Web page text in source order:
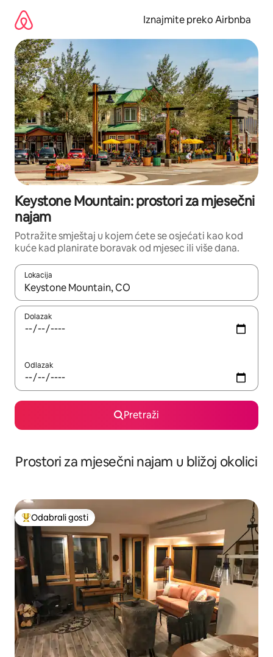
sadržaj
Iznajmite preko Airbnba
Keystone Mountain: prostori za mjesečni
najam
Potražite smještaj u kojem ćete se osjećati kao kod
kuće kad planirate boravak od mjesec ili više dana.
Lokacija
Kada budu dostupni rezultati, moći ćete ih pregledati
Dolazak
Odlazak
Pretraži
Prostori za mjesečni najam u bližoj okolici
Među najviše rangiranima s oznakom „Odabrali gosti”
Odabrali gosti